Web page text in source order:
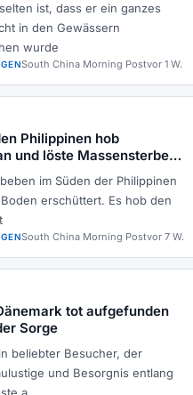
ist, dass er ein ganzes
in den Gewässern
wurde
South China Morning Postvor 1 W.
Philippinen hob
und löste Massensterben
im Süden der Philippinen
erschüttert. Es hob den
South China Morning Postvor 7 W.
tot aufgefunden
Sorge
beliebter Besucher, der
und Besorgnis entlang